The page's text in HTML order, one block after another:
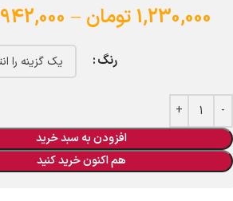
1,230,000 تومان –
942,000
رنگ
افزودن به سبد خرید
هم اکنون خرید کنید